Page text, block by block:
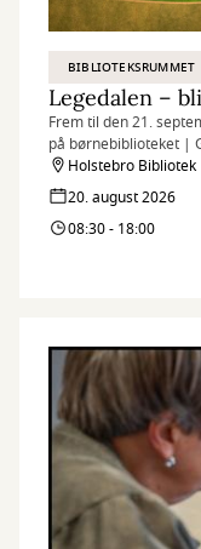
BIBLIOTEKSRUMMET
Legedalen –
Frem til den 21.
på børnebiblioteket |
Holstebro Bibliotek
20. august 2026
08:30 - 18:00